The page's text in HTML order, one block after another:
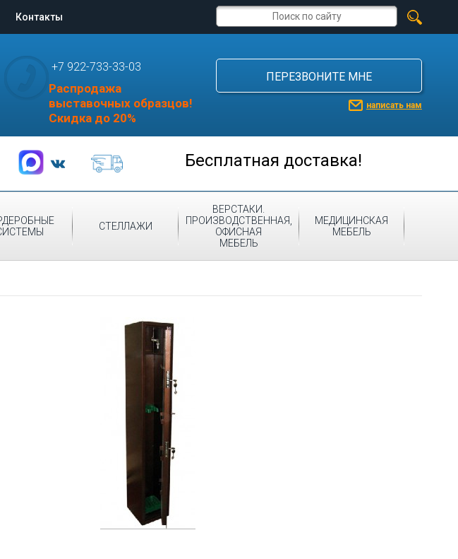
Контакты
+7 922-733-33-03
Распродажа
выставочных образцов!
Скидка до 20%
ПЕРЕЗВОНИТЕ МНЕ
написать нам
Бесплатная доставка!
СТЕЛЛАЖИ
ВЕРСТАКИ.
ПРОИЗВОДСТВЕННАЯ,
ОФИСНАЯ
МЕБЕЛЬ
МЕДИЦИНСКАЯ
МЕБЕЛЬ